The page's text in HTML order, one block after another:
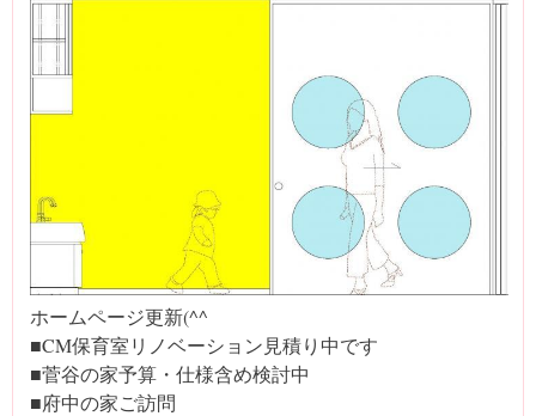
ホームページ更新(^^ゞ
■CM保育室リノベーション見積り中です
■菅谷の家予算・仕様含め検討中
■府中の家ご訪問